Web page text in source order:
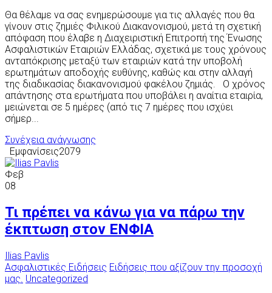
Θα θέλαμε να σας ενημερώσουμε για τις αλλαγές που θα
γίνουν στις ζημιές Φιλικού Διακανονισμού, μετά τη σχετική
απόφαση που έλαβε η Διαχειριστική Επιτροπή της Ένωσης
Ασφαλιστικών Εταιριών Ελλάδας, σχετικά με τους χρόνους
ανταπόκρισης μεταξύ των εταιριών κατά την υποβολή
ερωτημάτων αποδοχής ευθύνης, καθώς και στην αλλαγή
της διαδικασίας διακανονισμού φακέλου ζημιάς. Ο χρόνος
απάντησης στα ερωτήματα που υποβάλει η αναίτια εταιρία,
μειώνεται σε 5 ημέρες (από τις 7 ημέρες που ισχύει
σήμερ...
Συνέχεια ανάγνωσης
Εμφανίσεις2079
Φεβ
08
Τι πρέπει να κάνω για να πάρω την
έκπτωση στον ΕΝΦΙΑ
Ilias Pavlis
Ασφαλιστικές Ειδήσεις Ειδήσεις που αξίζουν την προσοχή
μας. Uncategorized